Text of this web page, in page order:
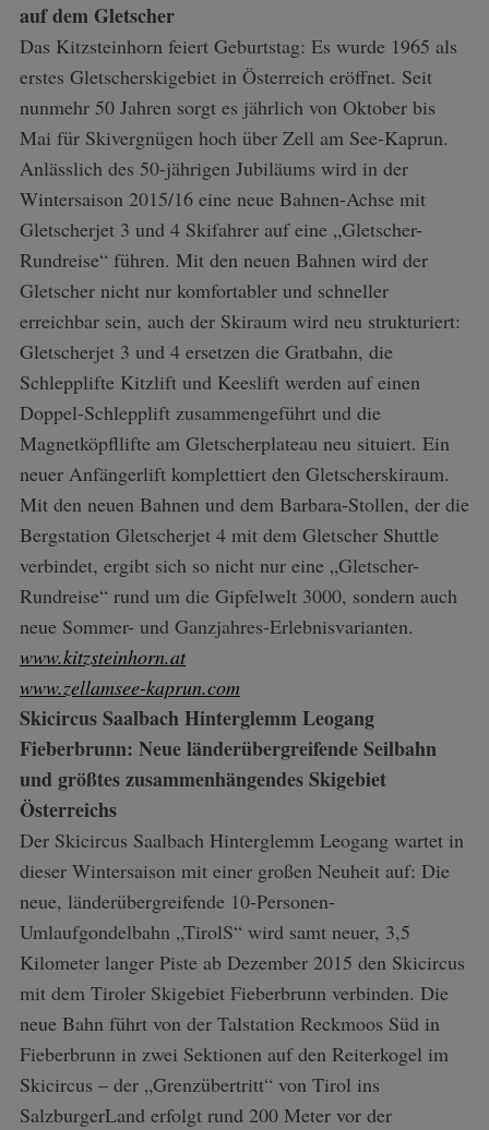
auf dem Gletscher
Das Kitzsteinhorn feiert Geburtstag: Es wurde 1965 als
erstes Gletscherskigebiet in Österreich eröffnet. Seit
nunmehr 50 Jahren sorgt es jährlich von Oktober bis
Mai für Skivergnügen hoch über Zell am See-Kaprun.
Anlässlich des 50-jährigen Jubiläums wird in der
Wintersaison 2015/16 eine neue Bahnen-Achse mit
Gletscherjet 3 und 4 Skifahrer auf eine „Gletscher-
Rundreise“ führen. Mit den neuen Bahnen wird der
Gletscher nicht nur komfortabler und schneller
erreichbar sein, auch der Skiraum wird neu strukturiert:
Gletscherjet 3 und 4 ersetzen die Gratbahn, die
Schlepplifte Kitzlift und Keeslift werden auf einen
Doppel-Schlepplift zusammen­geführt und die
Magnetköpfllifte am Gletscherplateau neu situiert. Ein
neuer Anfängerlift komplettiert den Gletscherskiraum.
Mit den neuen Bahnen und dem Barbara-Stollen, der die
Bergstation Gletscherjet 4 mit dem Gletscher Shuttle
verbindet, ergibt sich so nicht nur eine „Gletscher-
Rundreise“ rund um die Gipfelwelt 3000, sondern auch
neue Sommer- und Ganzjahres-Erlebnisvarianten.
www.kitzsteinhorn.at
www.zellamsee-kaprun.com
Skicircus Saalbach Hinterglemm Leogang
Fieberbrunn: Neue länderübergreifende Seilbahn
und größtes zusammenhängendes Skigebiet
Österreichs
Der Skicircus Saalbach Hinterglemm Leogang wartet in
dieser Wintersaison mit einer großen Neuheit auf: Die
neue, länderübergreifende 10-Personen-
Umlaufgondelbahn „TirolS“ wird samt neuer, 3,5
Kilometer langer Piste ab Dezember 2015 den Skicircus
mit dem Tiroler Skigebiet Fieberbrunn verbinden. Die
neue Bahn führt von der Talstation Reckmoos Süd in
Fieberbrunn in zwei Sektionen auf den Reiterkogel im
Skicircus – der „Grenzübertritt“ von Tirol ins
SalzburgerLand erfolgt rund 200 Meter vor der